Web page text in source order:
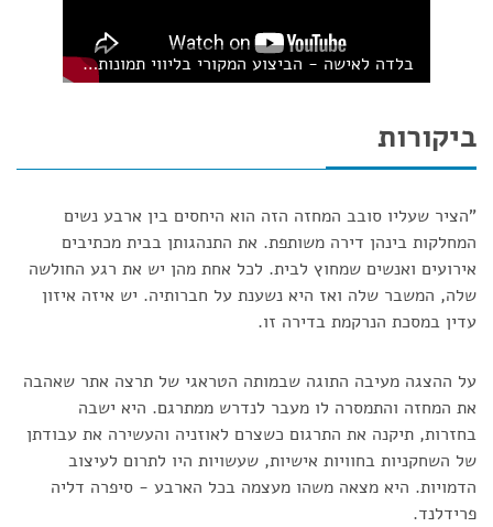
בלדה לאישה - הביצוע המקורי בליווי תמונות מתוך הצגת "ארבע נשים"
ביקורות
"הציר שעליו סובב המחזה הזה הוא היחסים בין ארבע נשים
המחלקות בינהן דירה משותפת. את התנהגותן בבית מכתיבים
אירועים ואנשים שמחוץ לבית. לכל אחת מהן יש את רגע החולשה
שלה, המשבר שלה ואז היא נשענת על חברותיה. יש איזה איזון
עדין במסכת הנרקמת בדירה זו.
על ההצגה מעיבה התוגה שבמותה הטראגי של תרצה אתר שאהבה
את המחזה והתמסרה לו מעבר לנדרש ממתרגם. היא ישבה
בחזרות, תיקנה את התרגום כשצרם לאוזניה והעשירה את עבודתן
של השחקניות בחוויות אישיות, שעשויות היו לתרום לעיצוב
הדמויות. היא מצאה משהו מעצמה בכל הארבע - סיפרה דליה
פרידלנד.